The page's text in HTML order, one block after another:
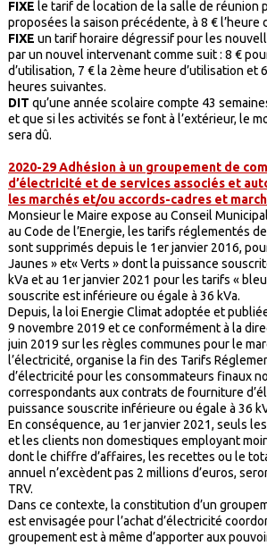
FIXE le tarif de location de la salle de réunion
proposées la saison précédente, à 8 € l’heure
FIXE un tarif horaire dégressif pour les
par un nouvel intervenant comme suit : 8 €
d’utilisation, 7 € la 2ème heure d’utilisation et
heures suivantes.
DIT qu’une année scolaire compte 43
et que si les activités se font à l’extérieur, le
sera dû.
2020-29 Adhésion à un groupement de
d’électricité et de services associés et
les marchés et/ou accords-cadres et
Monsieur le Maire expose au Conseil
au Code de l’Energie, les tarifs réglementés
sont supprimés depuis le 1er janvier 2016,
Jaunes » et« Verts » dont la puissance
kVa et au 1er janvier 2021 pour les tarifs «
souscrite est inférieure ou égale à 36 kVa.
Depuis, la loi Energie Climat adoptée et
9 novembre 2019 et ce conformément à la
juin 2019 sur les règles communes pour le
l’électricité, organise la fin des Tarifs
d’électricité pour les consommateurs finaux
correspondants aux contrats de fourniture
puissance souscrite inférieure ou égale à 36
En conséquence, au 1er janvier 2021, seuls
et les clients non domestiques employant
dont le chiffre d’affaires, les recettes ou le
annuel n’excèdent pas 2 millions d’euros,
TRV.
Dans ce contexte, la constitution d’un
est envisagée pour l’achat d’électricité
groupement est à même d’apporter aux